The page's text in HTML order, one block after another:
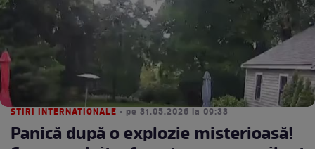
STIRI INTERNATIONALE • pe 31.05.2026 la 09:33
Panică după o explozie misterioasă!